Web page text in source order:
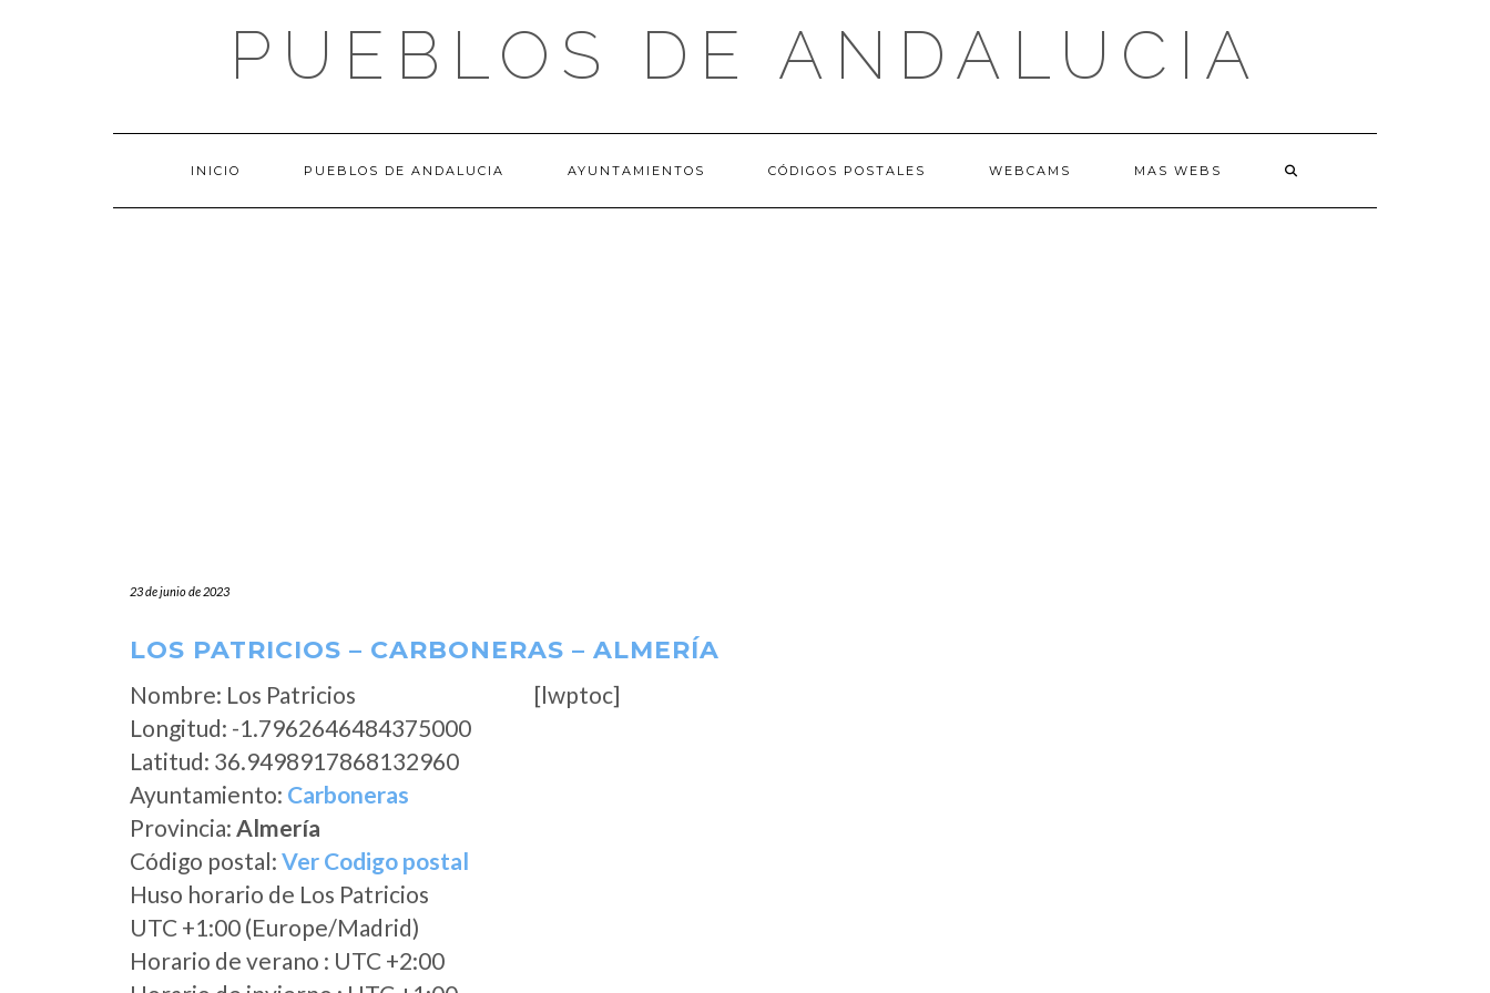
PUEBLOS DE ANDALUCIA
INICIO PUEBLOS DE ANDALUCIA AYUNTAMIENTOS CÓDIGOS POSTALES WEBCAMS MAS WEBS
23 de junio de 2023
LOS PATRICIOS – CARBONERAS – ALMERÍA
Nombre: Los Patricios
Longitud: -1.7962646484375000
Latitud: 36.9498917868132960
Ayuntamiento: Carboneras
Provincia: Almería
Código postal: Ver Codigo postal
Huso horario de Los Patricios
UTC +1:00 (Europe/Madrid)
Horario de verano : UTC +2:00
[lwptoc]